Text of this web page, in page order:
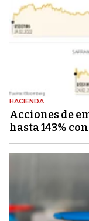
HACIENDA
Acciones de
hasta 143%